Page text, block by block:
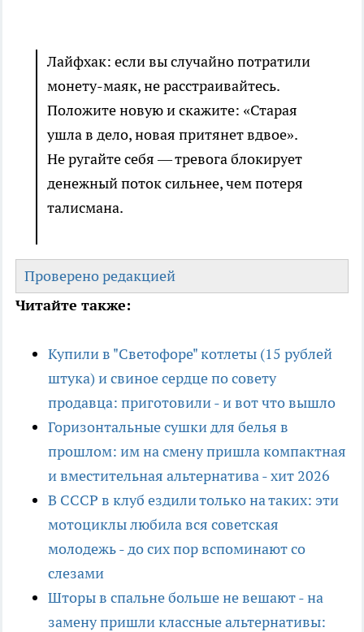
Лайфхак: если вы случайно потратили
монету-маяк, не расстраивайтесь.
Положите новую и скажите: «Старая
ушла в дело, новая притянет вдвое».
Не ругайте себя — тревога блокирует
денежный поток сильнее, чем потеря
талисмана.
Проверено редакцией
Читайте также:
Купили в "Светофоре" котлеты (15 рублей
штука) и свиное сердце по совету
продавца: приготовили - и вот что вышло
Горизонтальные сушки для белья в
прошлом: им на смену пришла компактная
и вместительная альтернатива - хит 2026
В СССР в клуб ездили только на таких: эти
мотоциклы любила вся советская
молодежь - до сих пор вспоминают со
слезами
Шторы в спальне больше не вешают - на
замену пришли классные альтернативы: